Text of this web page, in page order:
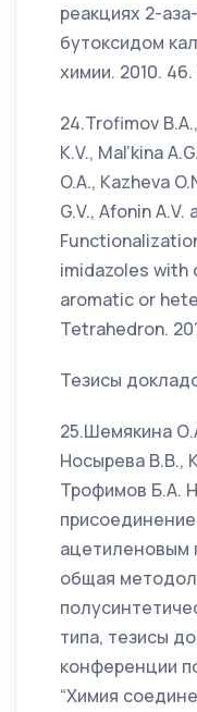
реакциях 2-
бутоксидом
химии. 2010. 46.
24.Trofimov
K.V., Mal’kina
O.A., Kazheva
G.V., Afonin
imidazoles with
aromatic or
Tetrahedron.
Тезисы
25.Шемякина
Носырева В.В.,
Трофимов Б.А.
ацетиленовым
общая
типа, тезисы
конференции
“Химия